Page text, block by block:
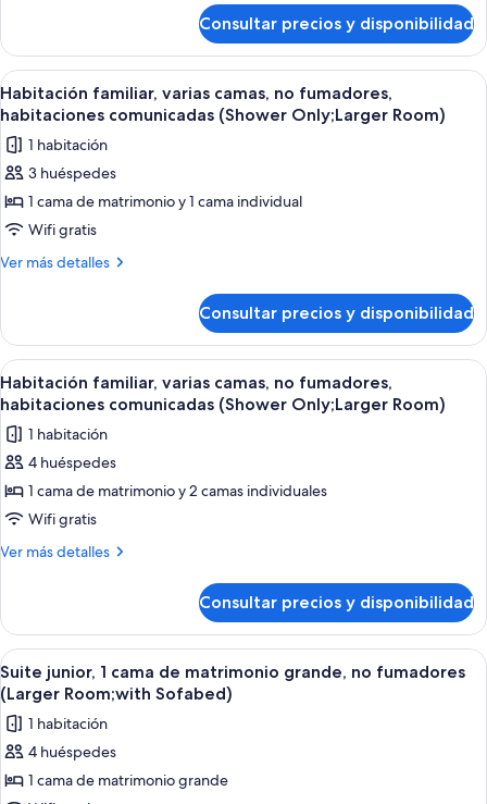
no
fumadores
(Larger
Room)
Confort,
camas
individuales,
fumadores
(Larger
Consultar precios y disponibilidad
Abrir
todas
las
fotos
de
Habitación
familiar,
varias
fumadores,
habitaciones
comunicadas
(Shower
Only;Larger
Room)
Habitación de hotel con dos camas,
4
Habitación familiar, varias camas, no fumadores,
habitaciones comunicadas (Shower Only;Larger Room)
1 habitación
3 huéspedes
1 cama de matrimonio y 1 cama individual
Wifi gratis
Ver más detalles
Más
familiar,
varias
camas,
no
habitaciones
comunicadas
Only;Larger
Room)
Consultar precios y disponibilidad
Abrir
todas
las
fotos
de
Habitación
familiar,
varias
fumadores,
habitaciones
comunicadas
(Shower
Only;Larger
Room)
Habitación de hotel con cama,
4
Habitación familiar, varias camas, no fumadores,
habitaciones comunicadas (Shower Only;Larger Room)
1 habitación
4 huéspedes
1 cama de matrimonio y 2 camas individuales
Wifi gratis
Ver más detalles
Más
familiar,
varias
camas,
no
fumadores,
habitaciones
comunicadas
Only;Larger
Consultar precios y disponibilidad
Abrir
todas
las
fotos
de
Suite
Suite junior, 1 cama de matrimonio
7
Suite junior, 1 cama de matrimonio grande, no fumadores
(Larger Room;with Sofabed)
1 habitación
4 huéspedes
1 cama de matrimonio grande